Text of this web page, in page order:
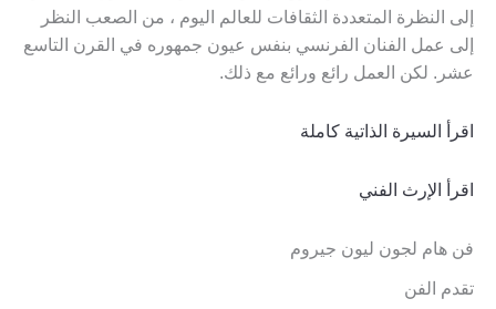
إلى النظرة المتعددة الثقافات للعالم اليوم ، من الصعب النظر
إلى عمل الفنان الفرنسي بنفس عيون جمهوره في القرن التاسع
عشر. لكن العمل رائع ورائع مع ذلك.
اقرأ السيرة الذاتية كاملة
اقرأ الإرث الفني
فن هام لجون ليون جيروم
تقدم الفن